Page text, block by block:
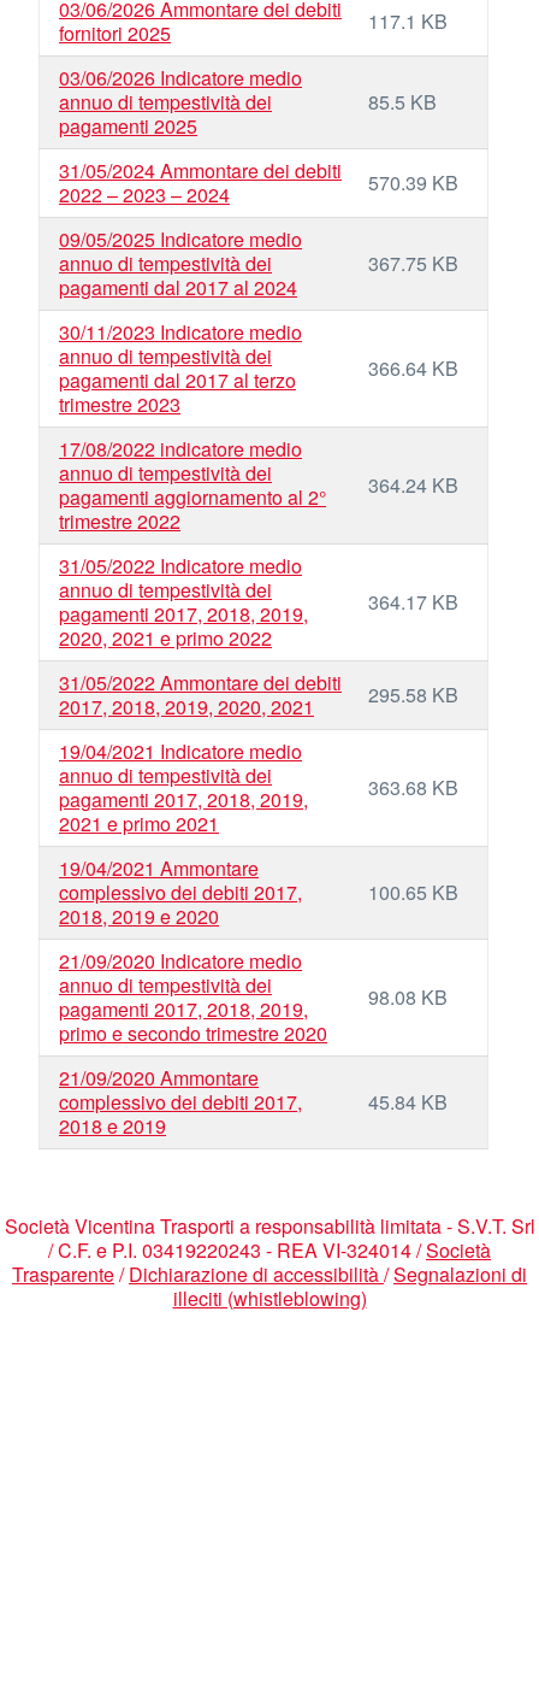
03/06/2026 Ammontare dei debiti
fornitori 2025
117.1 KB
03/06/2026 Indicatore medio
annuo di tempestività dei
pagamenti 2025
85.5 KB
31/05/2024 Ammontare dei debiti
2022 – 2023 – 2024
570.39 KB
09/05/2025 Indicatore medio
annuo di tempestività dei
pagamenti dal 2017 al 2024
367.75 KB
30/11/2023 Indicatore medio
annuo di tempestività dei
pagamenti dal 2017 al terzo
trimestre 2023
366.64 KB
17/08/2022 indicatore medio
annuo di tempestività dei
pagamenti aggiornamento al 2°
trimestre 2022
364.24 KB
31/05/2022 Indicatore medio
annuo di tempestività dei
pagamenti 2017, 2018, 2019,
2020, 2021 e primo 2022
364.17 KB
31/05/2022 Ammontare dei debiti
2017, 2018, 2019, 2020, 2021
295.58 KB
19/04/2021 Indicatore medio
annuo di tempestività dei
pagamenti 2017, 2018, 2019,
2021 e primo 2021
363.68 KB
19/04/2021 Ammontare
complessivo dei debiti 2017,
2018, 2019 e 2020
100.65 KB
21/09/2020 Indicatore medio
annuo di tempestività dei
pagamenti 2017, 2018, 2019,
primo e secondo trimestre 2020
98.08 KB
21/09/2020 Ammontare
complessivo dei debiti 2017,
2018 e 2019
45.84 KB
Società Vicentina Trasporti a responsabilità limitata - S.V.T. Srl
/ C.F. e P.I. 03419220243 - REA VI-324014 /Società
Trasparente/Dichiarazione di accessibilità/Segnalazioni di
illeciti (whistleblowing)